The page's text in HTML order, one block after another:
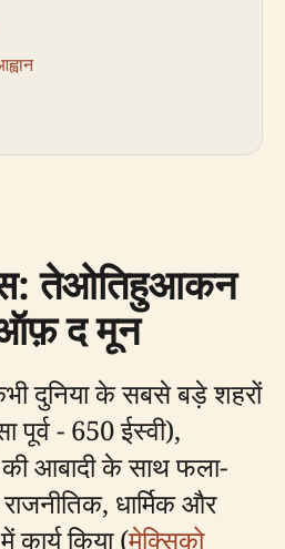
तेओतिहुआकन
ऑफ़ द मून
दुनिया के सबसे बड़े शहरों
- 650 ईस्वी),
आबादी के साथ फला-
धार्मिक और
किया (मेक्सिको